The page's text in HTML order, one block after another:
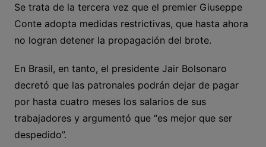
Se trata de la tercera vez que el premier Giuseppe
Conte adopta medidas restrictivas, que hasta ahora
no logran detener la propagación del brote.
En Brasil, en tanto, el presidente Jair Bolsonaro
decretó que las patronales podrán dejar de pagar
por hasta cuatro meses los salarios de sus
trabajadores y argumentó que “es mejor que ser
despedido”.